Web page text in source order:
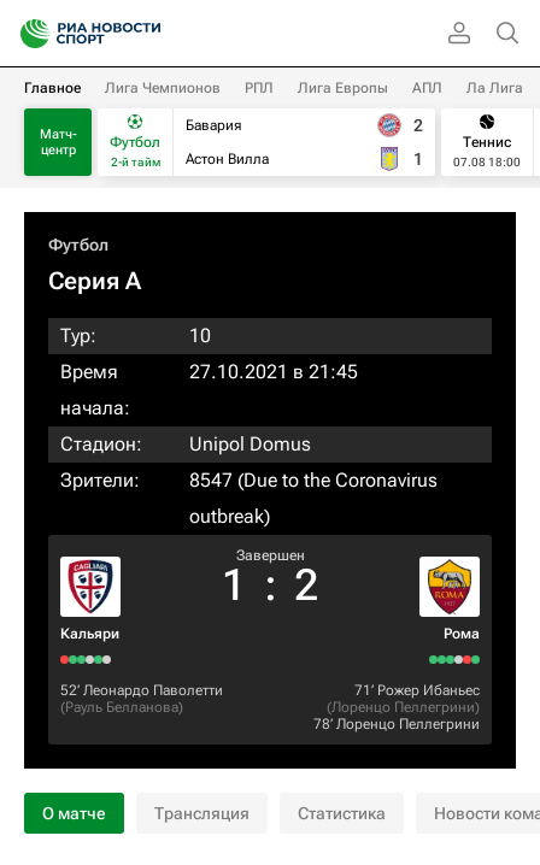
Главное Лига Чемпионов РПЛ Лига Европы АПЛ Ла Лига
Матч-
центр
Футбол
2-й тайм
Бавария
Астон Вилла
2
1
Теннис
07.08 18:00
Футбол
Серия А
Тур:
10
Время
начала:
27.10.2021 в 21:45
Стадион:
Unipol Domus
Зрители:
8547 (Due to the Coronavirus
outbreak)
Кальяри
Завершен
1 : 2
Рома
52‎’‎ Леонардо Паволетти
(Рауль Белланова)
71‎’‎ Рожер Ибаньес
(Лоренцо Пеллегрини)
78‎’‎ Лоренцо Пеллегрини
О матче Трансляция Статистика Новости